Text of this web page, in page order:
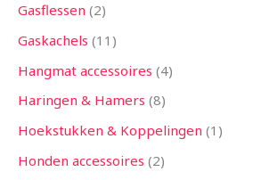
Gasflessen 2
Gaskachels 11
Hangmat accessoires 4
Haringen & Hamers 8
Hoekstukken & Koppelingen 1
Honden accessoires 2